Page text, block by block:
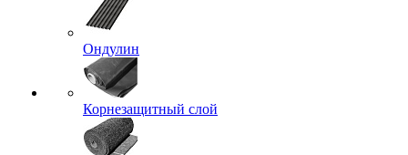
Ондулин
Корнезащитный слой